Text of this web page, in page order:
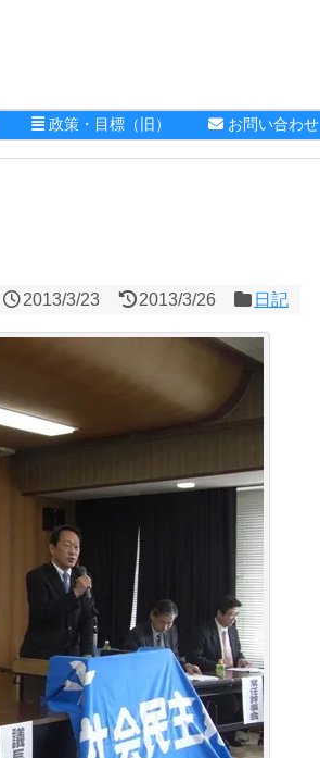
政策・目標（旧） お問い合わせ
2013/3/23 2013/3/26 日記